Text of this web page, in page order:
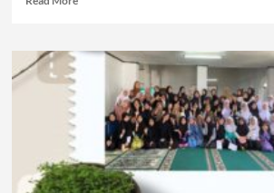
Membangun
Kaffah